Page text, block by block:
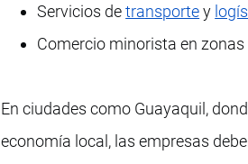
Servicios detransportey
Comercio minorista en zonas
En ciudades como Guayaquil,
economía local, las empresas